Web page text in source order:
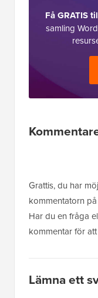
Få GRATIS
samling
Läsarnas
Grattis, du har
kommentatorn
Har du en fråga
kommentar för
Lämna ett